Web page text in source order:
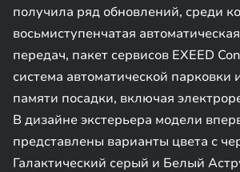
получила ряд обновлений, среди
восьмиступенчатая
передач, пакет сервисов EXEED
система автоматической парковки
памяти посадки, включая
В дизайне экстерьера модели
представлены варианты цвета с
Галактический серый и Белый